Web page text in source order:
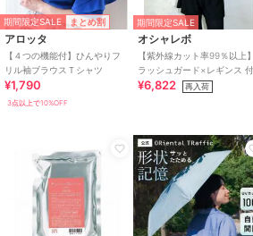
期間限定SALE まとめ割
アロッタ
【４つの機能付】ひんやりフ
リル袖ブラウスＴシャツ
¥1,790
3点以上で10%OFF
期間限定SALE
オシャレボ
【紫外線カット率99％以上】
ラッシュガード×レギンス 付
き タンキニ
¥6,822 再入荷